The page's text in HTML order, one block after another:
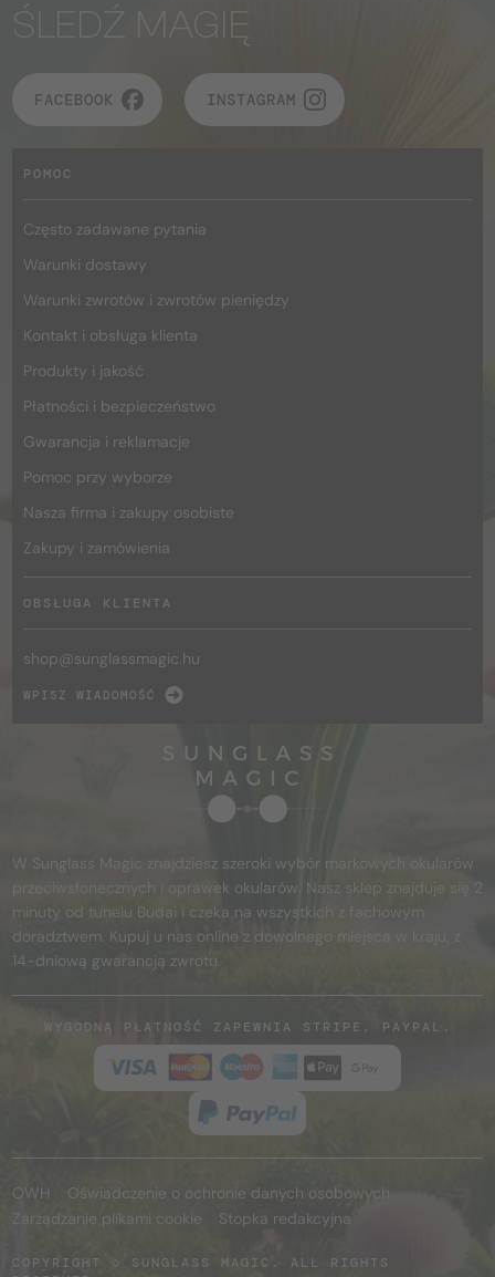
ŚLEDŹ MAGIĘ
FACEBOOK INSTAGRAM
POMOC
Często zadawane pytania
Warunki dostawy
Warunki zwrotów i zwrotów pieniędzy
Kontakt i obsługa klienta
Produkty i jakość
Płatności i bezpieczeństwo
Gwarancja i reklamacje
Pomoc przy wyborze
Nasza firma i zakupy osobiste
Zakupy i zamówienia
OBSŁUGA KLIENTA
shop@sunglassmagic.hu
WPISZ WIADOMOŚĆ
W Sunglass Magic znajdziesz szeroki wybór markowych okularów
przeciwsłonecznych i oprawek okularów. Nasz sklep znajduje się 2
minuty od tunelu Budai i czeka na wszystkich z fachowym
doradztwem. Kupuj u nas online z dowolnego miejsca w kraju, z
14-dniową gwarancją zwrotu.
WYGODNĄ PŁATNOŚĆ ZAPEWNIA STRIPE, PAYPAL.
OWH
Oświadczenie o ochronie danych osobowych
Zarządzanie plikami cookie
Stopka redakcyjna
COPYRIGHT © SUNGLASS MAGIC. ALL RIGHTS